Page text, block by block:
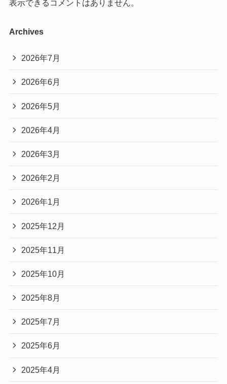
表示できるコメントはありません。
Archives
2026年7月
2026年6月
2026年5月
2026年4月
2026年3月
2026年2月
2026年1月
2025年12月
2025年11月
2025年10月
2025年8月
2025年7月
2025年6月
2025年4月